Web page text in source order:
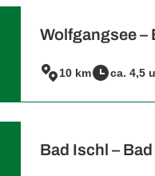
panoramisch
Wolfgangsee –
Vanuit St.
Loreseehut met
Hotelvoorbeeld:
10 km ca. 4,5
Bad Ischl –